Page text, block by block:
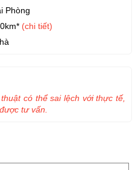
Phòng
(chi tiết)
có thể sai lệch với thực tế,
tư vấn.